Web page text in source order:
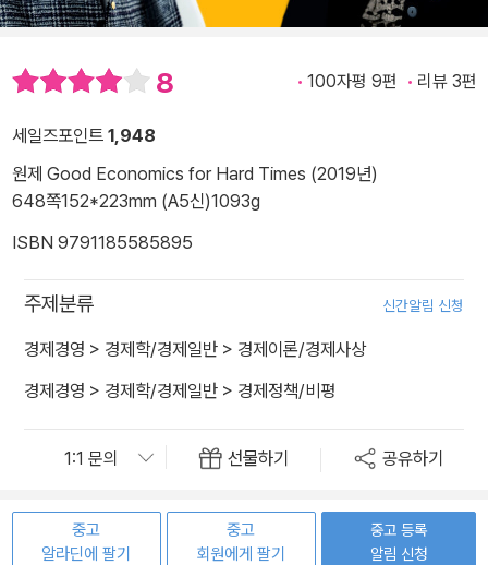
8 100자평 9편 리뷰 3편
세일즈포인트 1,948
원제 Good Economics for Hard Times (2019년)
648쪽152*223mm (A5신)1093g
ISBN 9791185585895
주제분류 신간알림 신청
경제경영 > 경제학/경제일반 > 경제이론/경제사상
경제경영 > 경제학/경제일반 > 경제정책/비평
선물하기 공유하기
중고
알라딘에 팔기
중고
회원에게 팔기
중고 등록
알림 신청